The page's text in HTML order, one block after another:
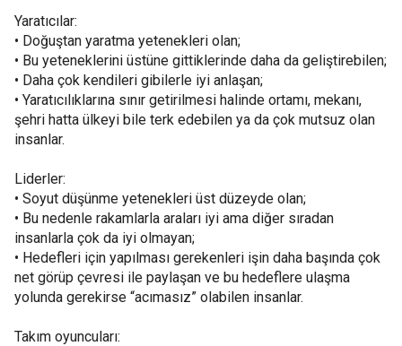
Yaratıcılar:
• Doğuştan yaratma yetenekleri olan;
• Bu yeteneklerini üstüne gittiklerinde daha da geliştirebilen;
• Daha çok kendileri gibilerle iyi anlaşan;
• Yaratıcılıklarına sınır getirilmesi halinde ortamı, mekanı,
şehri hatta ülkeyi bile terk edebilen ya da çok mutsuz olan
insanlar.
Liderler:
• Soyut düşünme yetenekleri üst düzeyde olan;
• Bu nedenle rakamlarla araları iyi ama diğer sıradan
insanlarla çok da iyi olmayan;
• Hedefleri için yapılması gerekenleri işin daha başında çok
net görüp çevresi ile paylaşan ve bu hedeflere ulaşma
yolunda gerekirse “acımasız” olabilen insanlar.
Takım oyuncuları: